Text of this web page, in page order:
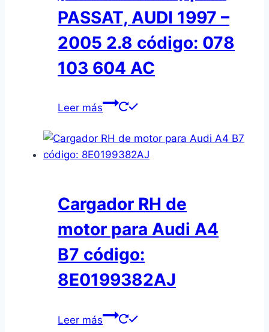
PASSAT, AUDI 1997 –
2005 2.8 código: 078
103 604 AC
Leer más
Cargador RH de
motor para Audi A4
B7 código:
8E0199382AJ
Leer más